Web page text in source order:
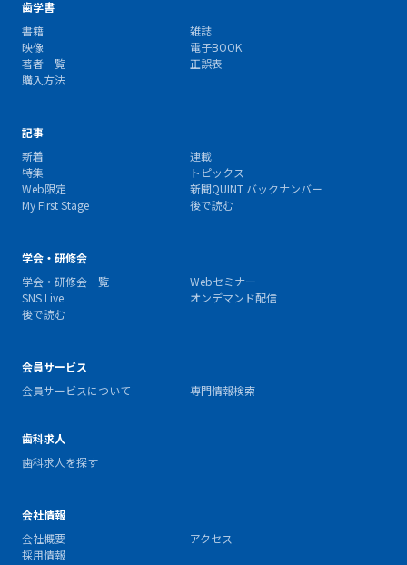
歯学書
書籍
雑誌
映像
電子BOOK
著者一覧
正誤表
購入方法
記事
新着
連載
特集
トピックス
Web限定
新聞QUINT バックナンバー
My First Stage
後で読む
学会・研修会
学会・研修会一覧
Webセミナー
SNS Live
オンデマンド配信
後で読む
会員サービス
会員サービスについて
専門情報検索
歯科求人
歯科求人を探す
会社情報
会社概要
アクセス
採用情報